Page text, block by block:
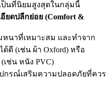
ป็นที่นิยมสูงสุดในกลุ่มนี้
ยดปลีกย่อย (Comfort &
หนาที่เหมาะสม และทำจาก
ดี (เช่น ผ้า Oxford) หรือ
เช่น หนัง PVC)
กรณ์เสริมความปลอดภัยที่ควร